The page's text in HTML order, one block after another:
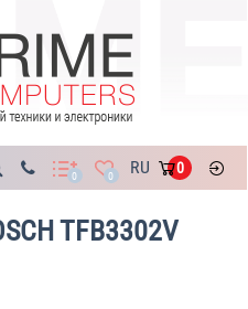
0 0 RU 0
TFB3302V